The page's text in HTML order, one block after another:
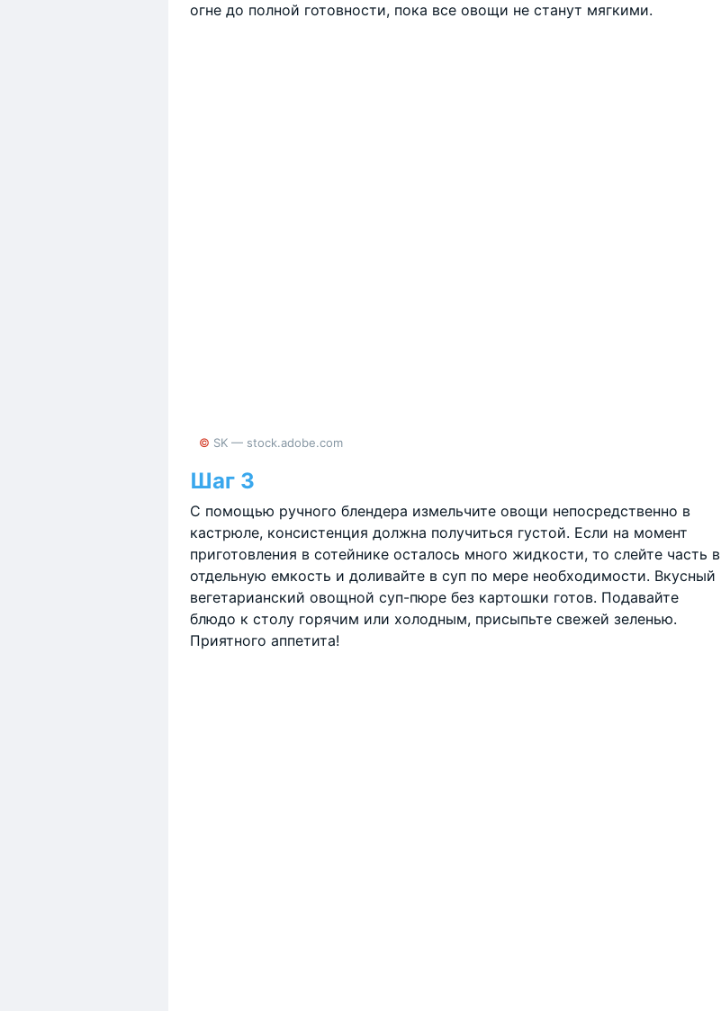
огне до полной готовности, пока все овощи не станут мягкими.
© SK — stock.adobe.com
Шаг 3
С помощью ручного блендера измельчите овощи непосредственно в
кастрюле, консистенция должна получиться густой. Если на момент
приготовления в сотейнике осталось много жидкости, то слейте часть в
отдельную емкость и доливайте в суп по мере необходимости. Вкусный
вегетарианский овощной суп-пюре без картошки готов. Подавайте
блюдо к столу горячим или холодным, присыпьте свежей зеленью.
Приятного аппетита!